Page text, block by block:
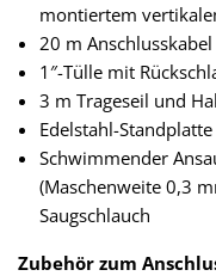
montiertem
20 m Anschlusskabel
1″-Tülle mit
3 m Trageseil und
Edelstahl-
Schwimmender
(Maschenweite 0,3
Saugschlauch
Zubehör zum